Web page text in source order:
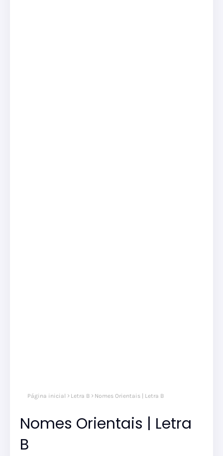
Página inicial Letra B Nomes Orientais | Letra B
Nomes Orientais | Letra
B